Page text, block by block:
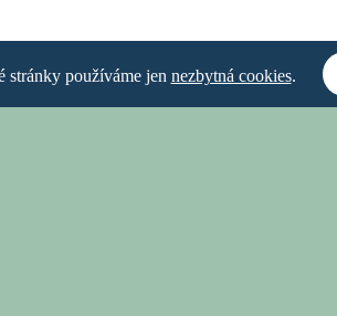
stránky používáme jen nezbytná cookies.